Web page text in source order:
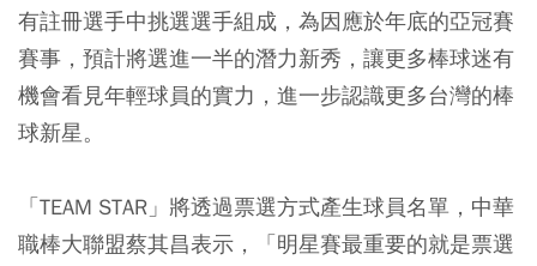
有註冊選手中挑選選手組成，為因應於年底的亞冠賽
賽事，預計將選進一半的潛力新秀，讓更多棒球迷有
機會看見年輕球員的實力，進一步認識更多台灣的棒
球新星。
「TEAM STAR」將透過票選方式產生球員名單，中華
職棒大聯盟蔡其昌表示，
「明星賽最重要的就是票選